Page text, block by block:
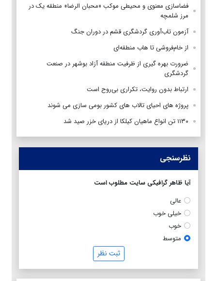
فضاسازی معنوی و محیطی موکب «محبان الرضا» منطقه یک در
مرز شلمچه
آزمون تاب‌آوری گردشگری قشم در دوران جنگ
از خام‌فروشی تا هاب منطقه‌ای
ضرورت بهره گیری از ظرفیت منطقه آزاد بوشهر در صنعت
گردشگری
ارتباط بدون روایت، تکراری بی‌روح است
پروژه های احیای تالاب های کشور بومی سازی می شوند
۱۱۳۰ تن انواع ماهیان کیلکا از دریای خزر صید شد
نظرسنجی
آیا ظاهر گرافیکی سایت مطلوب است
عالی
خیلی خوب
خوب
متوسط
ثبت نظر